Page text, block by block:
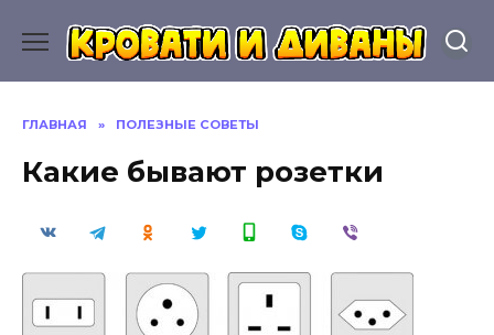
содержанию
ГЛАВНАЯ » ПОЛЕЗНЫЕ СОВЕТЫ
Какие бывают розетки